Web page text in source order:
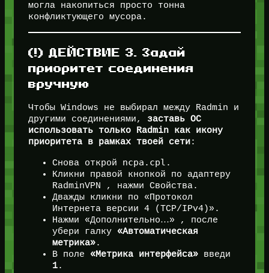
могла накопиться просто тонна
конфликтующего мусора.
(!) ДЕЙСТВИЕ 3. Задай
приоритет соединения
вручную
Чтобы Windows не выбирал между Radmin и
другими соединениями, заставь ОС
использовать только Radmin как икону
приоритета в рамках твоей сети:
Снова открой ncpa.cpl .
Кликни правой кнопкой по адаптеру
RadminVPN , нажми Свойства.
Дважды кликни по «Протокол
Интернета версии 4 (TCP/IPv4)».
Нажми «Дополнительно…» , после
убери галку «Автоматическая
метрика».
В поле «Метрика интерфейса»введи
1.